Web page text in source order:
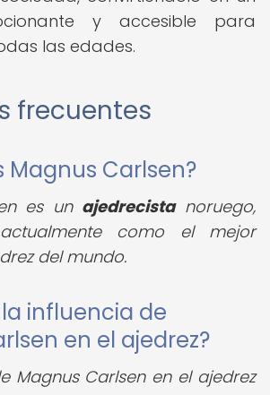
y accesible para
las edades.
frecuentes
Magnus Carlsen?
es un ajedrecistanoruego,
como el mejor
del mundo.
la influencia de
en el ajedrez?
Magnus Carlsen en el ajedrez